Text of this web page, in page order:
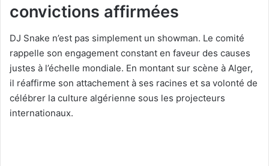
convictions affirmées
DJ Snake n’est pas simplement un showman. Le comité
rappelle son engagement constant en faveur des causes
justes à l’échelle mondiale. En montant sur scène à Alger,
il réaffirme son attachement à ses racines et sa volonté de
célébrer la culture algérienne sous les projecteurs
internationaux.